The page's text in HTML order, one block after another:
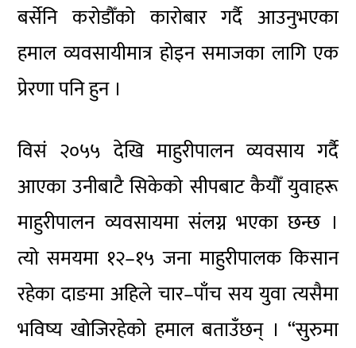
बर्सेनि करोडौँको कारोबार गर्दै आउनुभएका
हमाल व्यवसायीमात्र होइन समाजका लागि एक
प्रेरणा पनि हुन ।
विसं २०५५ देखि माहुरीपालन व्यवसाय गर्दै
आएका उनीबाटै सिकेको सीपबाट कैयौँ युवाहरू
माहुरीपालन व्यवसायमा संलग्न भएका छन्छ ।
त्यो समयमा १२–१५ जना माहुरीपालक किसान
रहेका दाङमा अहिले चार–पाँच सय युवा त्यसैमा
भविष्य खोजिरहेको हमाल बताउँछन् । “सुरुमा